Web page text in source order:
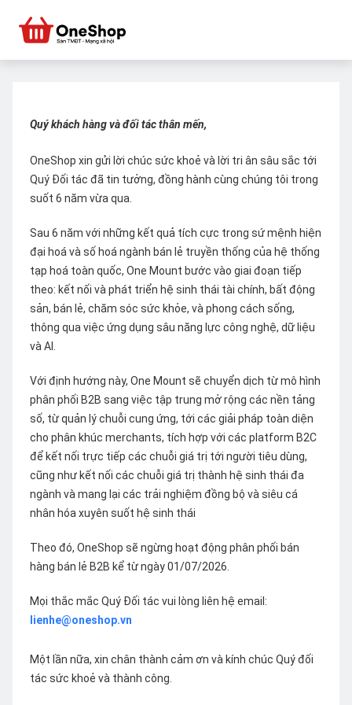
Quý khách hàng và đối tác thân mến,
OneShop xin gửi lời chúc sức khoẻ và lời tri ân sâu sắc tới
Quý Đối tác đã tin tưởng, đồng hành cùng chúng tôi trong
suốt 6 năm vừa qua.
Sau 6 năm với những kết quả tích cực trong sứ mệnh hiện
đại hoá và số hoá ngành bán lẻ truyền thống của hệ thống
tạp hoá toàn quốc, One Mount bước vào giai đoạn tiếp
theo: kết nối và phát triển hệ sinh thái tài chính, bất động
sản, bán lẻ, chăm sóc sức khỏe, và phong cách sống,
thông qua việc ứng dụng sâu năng lực công nghệ, dữ liệu
và AI.
Với định hướng này, One Mount sẽ chuyển dịch từ mô hình
phân phối B2B sang việc tập trung mở rộng các nền tảng
số, từ quản lý chuỗi cung ứng, tới các giải pháp toàn diện
cho phân khúc merchants, tích hợp với các platform B2C
để kết nối trực tiếp các chuỗi giá trị tới người tiêu dùng,
cũng như kết nối các chuỗi giá trị thành hệ sinh thái đa
ngành và mang lại các trải nghiệm đồng bộ và siêu cá
nhân hóa xuyên suốt hệ sinh thái
Theo đó, OneShop sẽ ngừng hoạt động phân phối bán
hàng bán lẻ B2B kể từ ngày 01/07/2026.
Mọi thắc mắc Quý Đối tác vui lòng liên hệ email:
lienhe@oneshop.vn
Một lần nữa, xin chân thành cảm ơn và kính chúc Quý đối
tác sức khoẻ và thành công.